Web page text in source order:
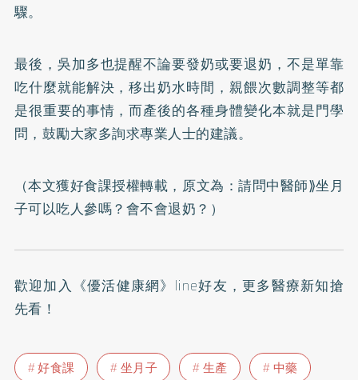
驟。
最後，吳加多也提醒不論要發奶或要退奶，不是單靠
吃什麼就能解決，移出奶水時間，親餵次數調整等都
是很重要的事情，而產後的各種身體變化本就是門學
問，鼓勵大家多詢求專業人士的建議。
（本文獲好食課授權轉載，原文為：請問中醫師⟫坐月
子可以吃人參嗎？會不會退奶？ ）
歡迎加入 《優活健康網》line好友 ，更多醫療新知搶
先看！
好食課 坐月子 生產 中藥